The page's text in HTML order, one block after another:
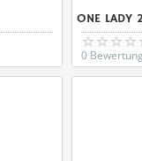
ONE LADY
0